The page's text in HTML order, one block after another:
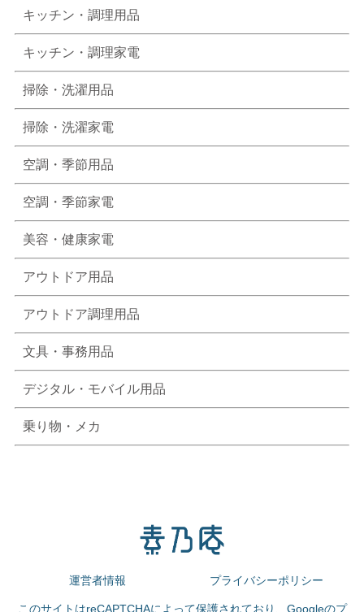
キッチン・調理用品
キッチン・調理家電
掃除・洗濯用品
掃除・洗濯家電
空調・季節用品
空調・季節家電
美容・健康家電
アウトドア用品
アウトドア調理用品
文具・事務用品
デジタル・モバイル用品
乗り物・メカ
運営者情報 プライバシーポリシー
このサイトはreCAPTCHAによって保護されており、Googleのプ